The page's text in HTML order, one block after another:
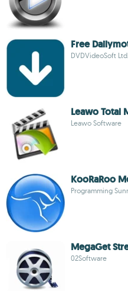
Free
DVDVideoSoft Ltd.
Leawo Total
Leawo Software
KooRaRoo
Programming
MegaGet
02Software